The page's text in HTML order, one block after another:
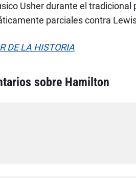
Usher durante el
parciales contra
DE LA HISTORIA
sobre Hamilton